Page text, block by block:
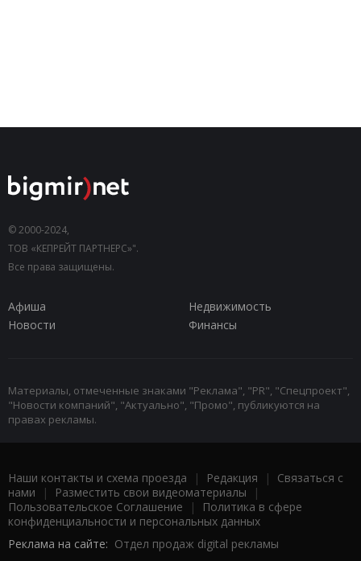
© 2000-2024,
ТОВ «КЕПРЕЙТ ПАРТНЕРС»".
Все права защищены.
Афиша
Недвижимость
Новости
Финансы
Материалы, отмеченные знаками "Реклама", "PR", "Спецпроект",
"Новости компаний", "Актуально", "Промо", публикуются на
правах рекламы.
Наши контакты и схема проезда | Редакция | Связаться с
нами | Разместить свои видеоматериалы |
Пользовательское Соглашение |
Политика в сфере
конфиденциальности и персональных данных
Реклама на сайте: Отдел продаж digital рекламы